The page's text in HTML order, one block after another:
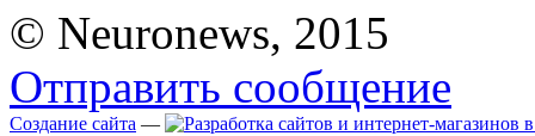
© Neuronews, 2015
Отправить сообщение
Создание сайта —